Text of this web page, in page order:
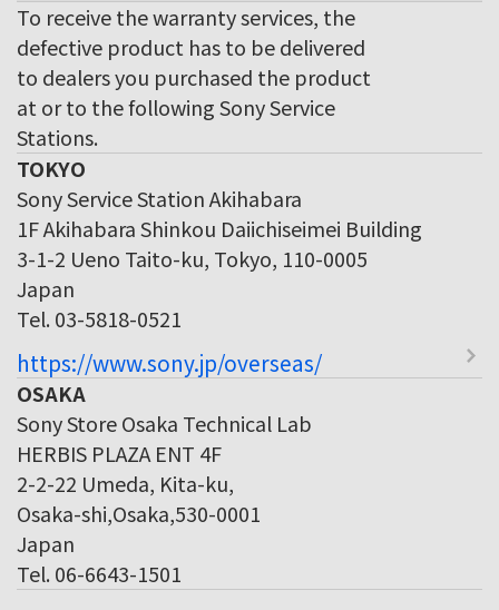
To receive the warranty services, the
defective product has to be delivered
to dealers you purchased the product
at or to the following Sony Service
Stations.
TOKYO
Sony Service Station Akihabara
1F Akihabara Shinkou Daiichiseimei Building
3-1-2 Ueno Taito-ku, Tokyo, 110-0005
Japan
Tel. 03-5818-0521
https://www.sony.jp/overseas/
OSAKA
Sony Store Osaka Technical Lab
HERBIS PLAZA ENT 4F
2-2-22 Umeda, Kita-ku,
Osaka-shi,Osaka,530-0001
Japan
Tel. 06-6643-1501